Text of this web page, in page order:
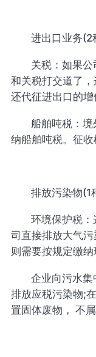
进出口业务(2
关税：如果
和关税打交道了
还代征进出口的增
船舶吨税：
纳船舶吨税。征收
排放污染物(1
环境保护税
司直接排放大气
则需要按规定缴纳
企业向污水
排放应税污染物;
置固体废物， 不